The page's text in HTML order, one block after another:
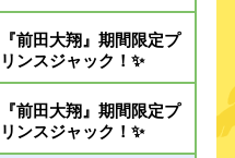
『前田大翔』期間限定プ
リンスジャック！✨
『前田大翔』期間限定プ
リンスジャック！✨